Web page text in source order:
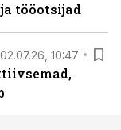
tööotsijad
02.07.26, 10:47